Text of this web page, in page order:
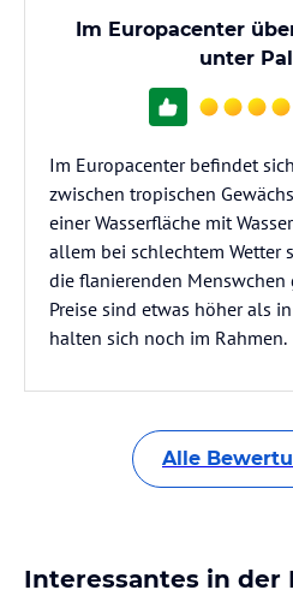
Im Europacenter
unter
Im Europacenter befindet
zwischen tropischen
einer Wasserfläche mit
allem bei schlechtem Wetter
die flanierenden Menswchen
Preise sind etwas höher als
halten sich noch im Rahmen.
Alle
Interessantes in der